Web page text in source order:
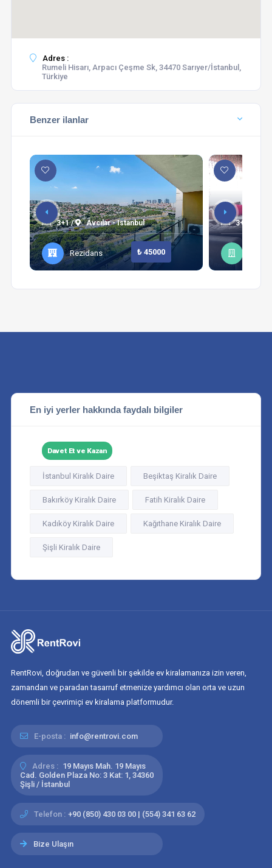
Adres :
Rumeli Hisarı, Arpacı Çeşme Sk, 34470 Sarıyer/İstanbul,
Türkiye
Benzer ilanlar
3+1 / Avcılar - Istanbul
Rezidans ₺ 45000
3+1 /
En iyi yerler hakkında faydalı bilgiler
Davet Et ve Kazan
İstanbul Kiralık Daire Beşiktaş Kiralık Daire
Bakırköy Kiralık Daire Fatih Kiralık Daire
Kadıköy Kiralık Daire Kağıthane Kiralık Daire
Şişli Kiralık Daire
RentRovi, doğrudan ve güvenli bir şekilde ev kiralamanıza izin veren,
zamandan ve paradan tasarruf etmenize yardımcı olan orta ve uzun
dönemli bir çevrimiçi ev kiralama platformudur.
E-posta : info@rentrovi.com
Adres : 19 Mayıs Mah. 19 Mayıs
Cad. Golden Plaza No: 3 Kat: 1, 34360
Şişli / İstanbul
Telefon : +90 (850) 430 03 00 | (554) 341 63 62
Bize Ulaşın